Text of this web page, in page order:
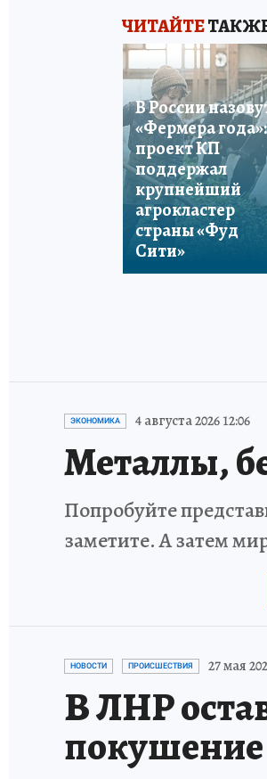
ЧИТАЙТЕ
В России
«Фермера года»:
проект КП
поддержал
крупнейший
агрокластер
страны «Фуд
Сити»
ЭКОНОМИКА 4 августа 2026 12:06
Металлы,
Попробуйте
заметите. А затем
НОВОСТИ ПРОИСШЕСТВИЯ 27 мая
В ЛНР
покушение